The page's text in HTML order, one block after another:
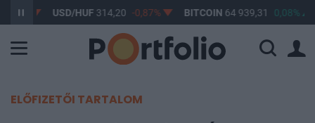
USD/HUF 314,20 -0,87% BITCOIN 64 939,31 0,08%
ELŐFIZETŐI TARTALOM